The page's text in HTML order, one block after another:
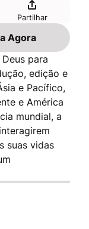
Partilhar
Agora
para
edição e
e Pacífico,
e América
mundial, a
suas vidas